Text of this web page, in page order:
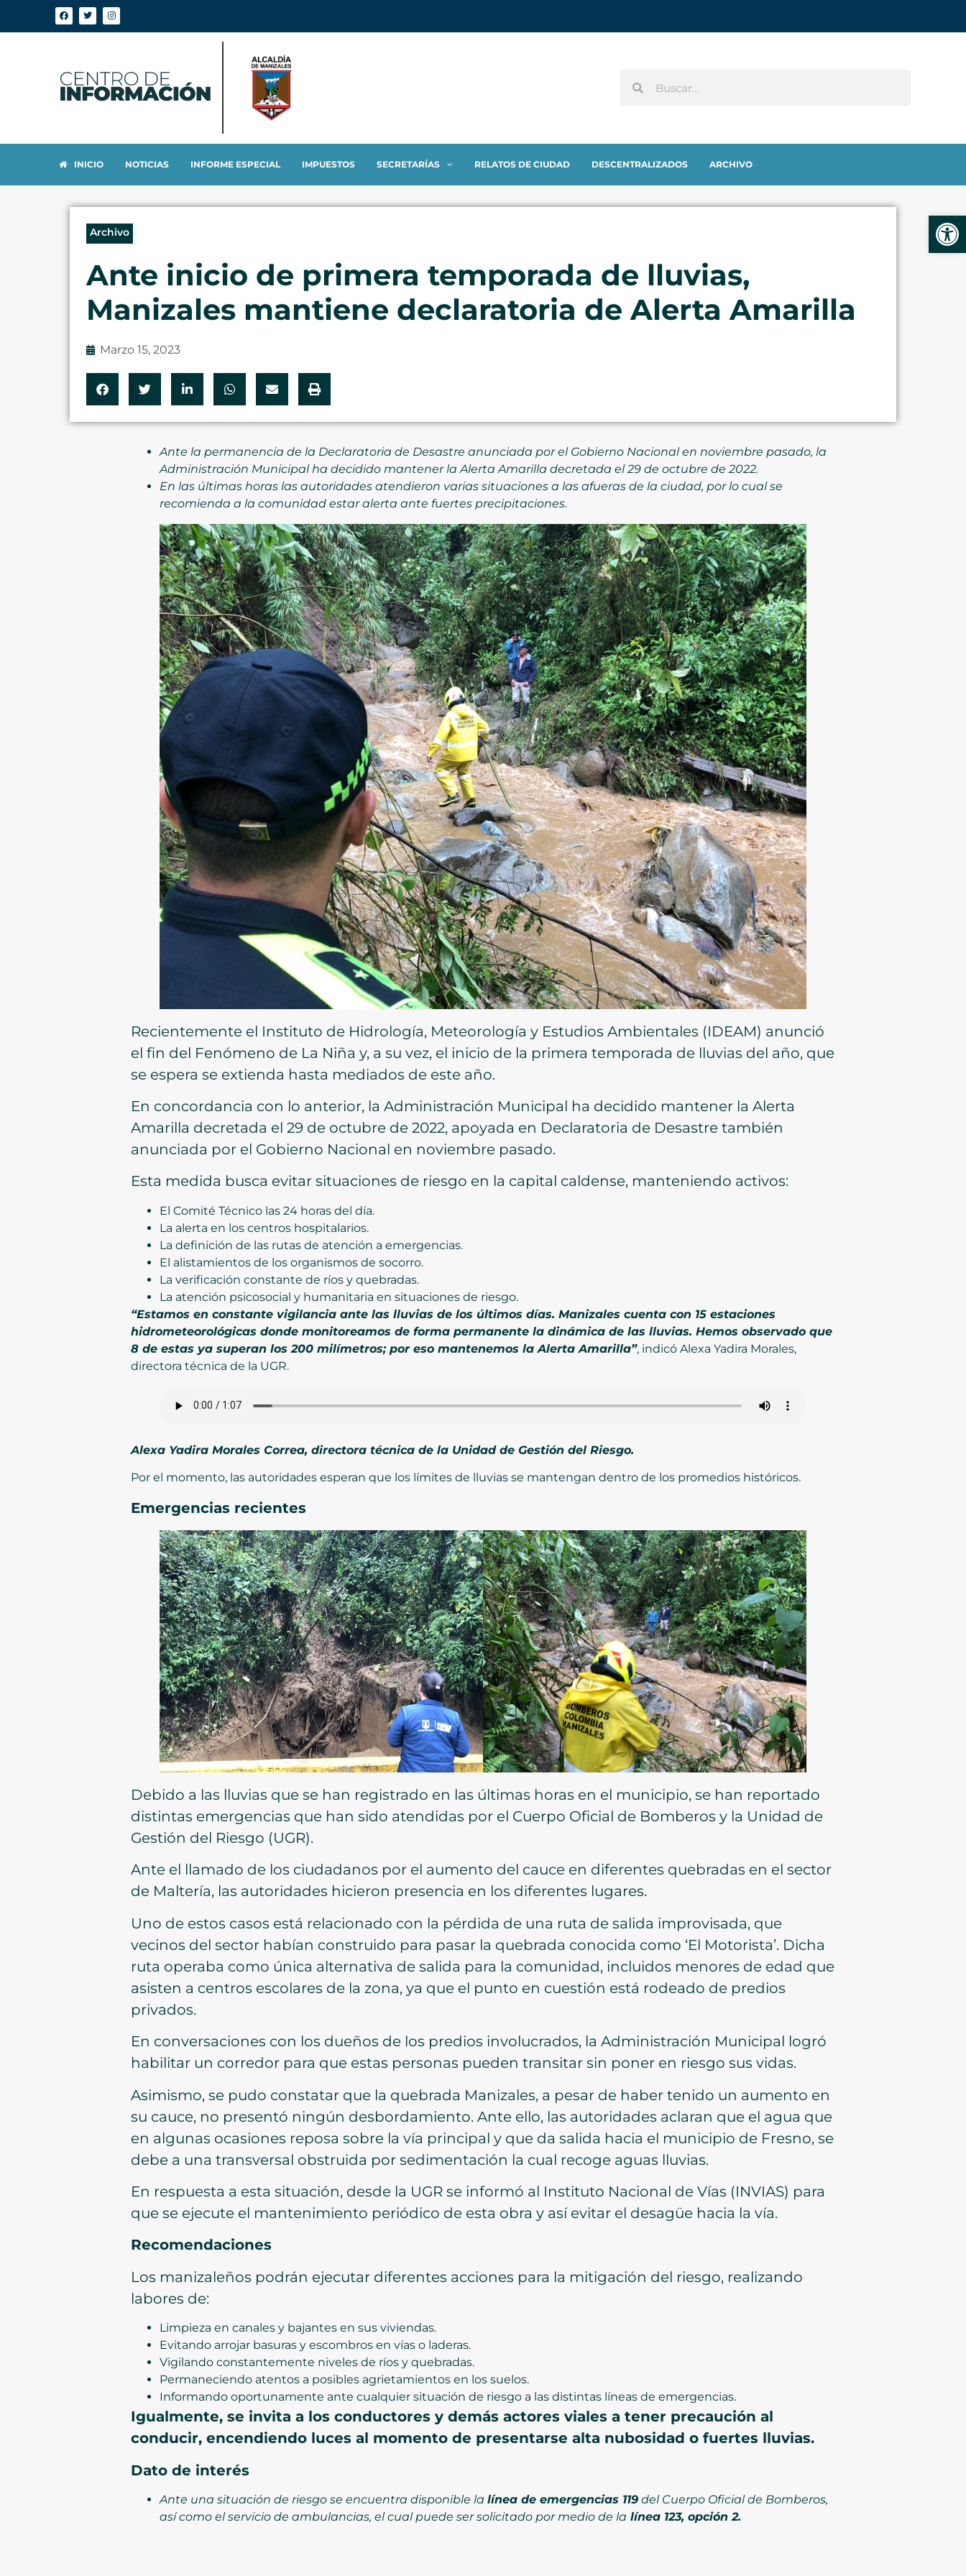
INICIO NOTICIAS INFORME ESPECIAL IMPUESTOS SECRETARÍAS RELATOS DE CIUDAD DESCENTRALIZADOS ARCHIVO
Archivo
Ante inicio de primera temporada de lluvias,
Manizales mantiene declaratoria de Alerta Amarilla
Marzo 15, 2023
Ante la permanencia de la Declaratoria de Desastre anunciada por el Gobierno Nacional en noviembre pasado, la
Administración Municipal ha decidido mantener la Alerta Amarilla decretada el 29 de octubre de 2022.
En las últimas horas las autoridades atendieron varias situaciones a las afueras de la ciudad, por lo cual se
recomienda a la comunidad estar alerta ante fuertes precipitaciones.
Recientemente el Instituto de Hidrología, Meteorología y Estudios Ambientales (IDEAM) anunció
el fin del Fenómeno de La Niña y, a su vez, el inicio de la primera temporada de lluvias del año, que
se espera se extienda hasta mediados de este año.
En concordancia con lo anterior, la Administración Municipal ha decidido mantener la Alerta
Amarilla decretada el 29 de octubre de 2022, apoyada en Declaratoria de Desastre también
anunciada por el Gobierno Nacional en noviembre pasado.
Esta medida busca evitar situaciones de riesgo en la capital caldense, manteniendo activos:
El Comité Técnico las 24 horas del día.
La alerta en los centros hospitalarios.
La definición de las rutas de atención a emergencias.
El alistamientos de los organismos de socorro.
La verificación constante de ríos y quebradas.
La atención psicosocial y humanitaria en situaciones de riesgo.
“Estamos en constante vigilancia ante las lluvias de los últimos días. Manizales cuenta con 15 estaciones
hidrometeorológicas donde monitoreamos de forma permanente la dinámica de las lluvias. Hemos observado que
8 de estas ya superan los 200 milímetros; por eso mantenemos la Alerta Amarilla”, indicó Alexa Yadira Morales,
directora técnica de la UGR.
Alexa Yadira Morales Correa, directora técnica de la Unidad de Gestión del Riesgo.
Por el momento, las autoridades esperan que los límites de lluvias se mantengan dentro de los promedios históricos.
Emergencias recientes
Debido a las lluvias que se han registrado en las últimas horas en el municipio, se han reportado
distintas emergencias que han sido atendidas por el Cuerpo Oficial de Bomberos y la Unidad de
Gestión del Riesgo (UGR).
Ante el llamado de los ciudadanos por el aumento del cauce en diferentes quebradas en el sector
de Maltería, las autoridades hicieron presencia en los diferentes lugares.
Uno de estos casos está relacionado con la pérdida de una ruta de salida improvisada, que
vecinos del sector habían construido para pasar la quebrada conocida como ‘El Motorista’. Dicha
ruta operaba como única alternativa de salida para la comunidad, incluidos menores de edad que
asisten a centros escolares de la zona, ya que el punto en cuestión está rodeado de predios
privados.
En conversaciones con los dueños de los predios involucrados, la Administración Municipal logró
habilitar un corredor para que estas personas pueden transitar sin poner en riesgo sus vidas.
Asimismo, se pudo constatar que la quebrada Manizales, a pesar de haber tenido un aumento en
su cauce, no presentó ningún desbordamiento. Ante ello, las autoridades aclaran que el agua que
en algunas ocasiones reposa sobre la vía principal y que da salida hacia el municipio de Fresno, se
debe a una transversal obstruida por sedimentación la cual recoge aguas lluvias.
En respuesta a esta situación, desde la UGR se informó al Instituto Nacional de Vías (INVIAS) para
que se ejecute el mantenimiento periódico de esta obra y así evitar el desagüe hacia la vía.
Recomendaciones
Los manizaleños podrán ejecutar diferentes acciones para la mitigación del riesgo, realizando
labores de:
Limpieza en canales y bajantes en sus viviendas.
Evitando arrojar basuras y escombros en vías o laderas.
Vigilando constantemente niveles de ríos y quebradas.
Permaneciendo atentos a posibles agrietamientos en los suelos.
Informando oportunamente ante cualquier situación de riesgo a las distintas líneas de emergencias.
Igualmente, se invita a los conductores y demás actores viales a tener precaución al
conducir, encendiendo luces al momento de presentarse alta nubosidad o fuertes lluvias.
Dato de interés
Ante una situación de riesgo se encuentra disponible la línea de emergencias 119 del Cuerpo Oficial de Bomberos,
así como el servicio de ambulancias, el cual puede ser solicitado por medio de la línea 123, opción 2.